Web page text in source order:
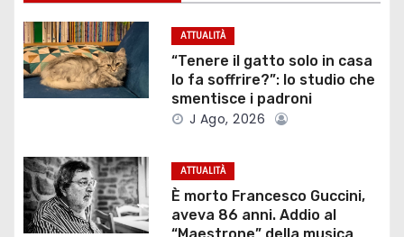
g
a
z
o
n
ATTUALITÀ
“Tenere il gatto solo in casa
lo fa soffrire?”: lo studio che
smentisce i padroni
J Ago, 2026
ATTUALITÀ
È morto Francesco Guccini,
aveva 86 anni. Addio al
“Maestrone” della musica